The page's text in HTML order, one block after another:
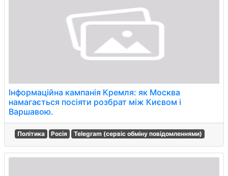
Інформаційна кампанія Кремля: як Москва
намагається посіяти розбрат між Києвом і
Варшавою.
Політика Росія Telegram (сервіс обміну повідомленнями)